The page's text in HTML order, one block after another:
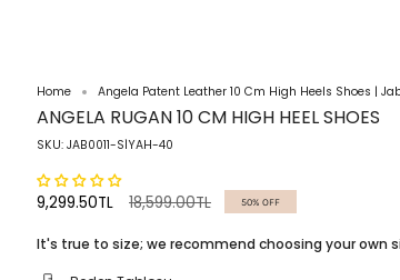
Home Angela Patent Leather 10 Cm High Heels Shoes |
ANGELA RUGAN 10 CM HIGH HEEL SHOES
SKU: JAB0011-SİYAH-40
9,299.50TL
Regular
18,599.00TL 50% OFF
It's true to size; we recommend choosing your own